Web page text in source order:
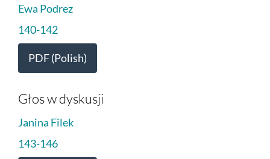
Ewa Podrez
140-142
PDF (Polish)
Głos w dyskusji
Janina Filek
143-146